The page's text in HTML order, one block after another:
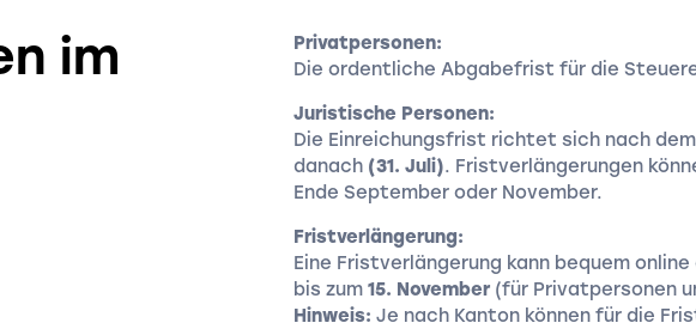
im
Privatpersonen:
Die ordentliche Abgabefrist für die
Juristische Personen:
Die Einreichungsfrist richtet sich nach
danach (31. Juli). Fristverlängerungen
Ende September oder November.
Fristverlängerung:
Eine Fristverlängerung kann bequem
bis zum15. November (für Privatpersonen
Hinweis: Je nach Kanton können für die